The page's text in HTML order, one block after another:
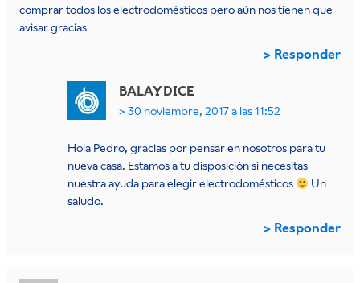
comprar todos los electrodomésticos pero aún nos tienen que
avisar gracias
Responder
BALAY DICE
30 noviembre, 2017 a las 11:52
Hola Pedro, gracias por pensar en nosotros para tu
nueva casa. Estamos a tu disposición si necesitas
nuestra ayuda para elegir electrodomésticos
Un
saludo.
Responder